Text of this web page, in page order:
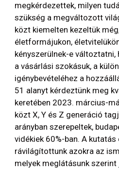
megkérdezettek, milyen
szükség a megváltozott
közt kiemelten kezeltük
életformájukon,
kényszerülnek-e
a vásárlási szokásuk, a
igénybevételéhez a
51 alanyt kérdeztünk meg
keretében 2023. március-
közt X, Y és Z generáció
arányban szerepeltek,
vidékiek 60%-ban. A
rávilágítottunk azokra az
melyek meglátásunk szerint